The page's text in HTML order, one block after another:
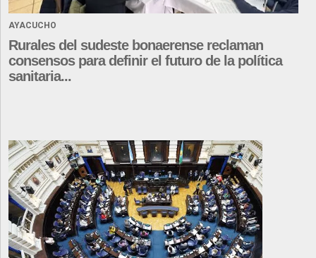
AYACUCHO
Rurales del sudeste bonaerense reclaman
consensos para definir el futuro de la política
sanitaria...